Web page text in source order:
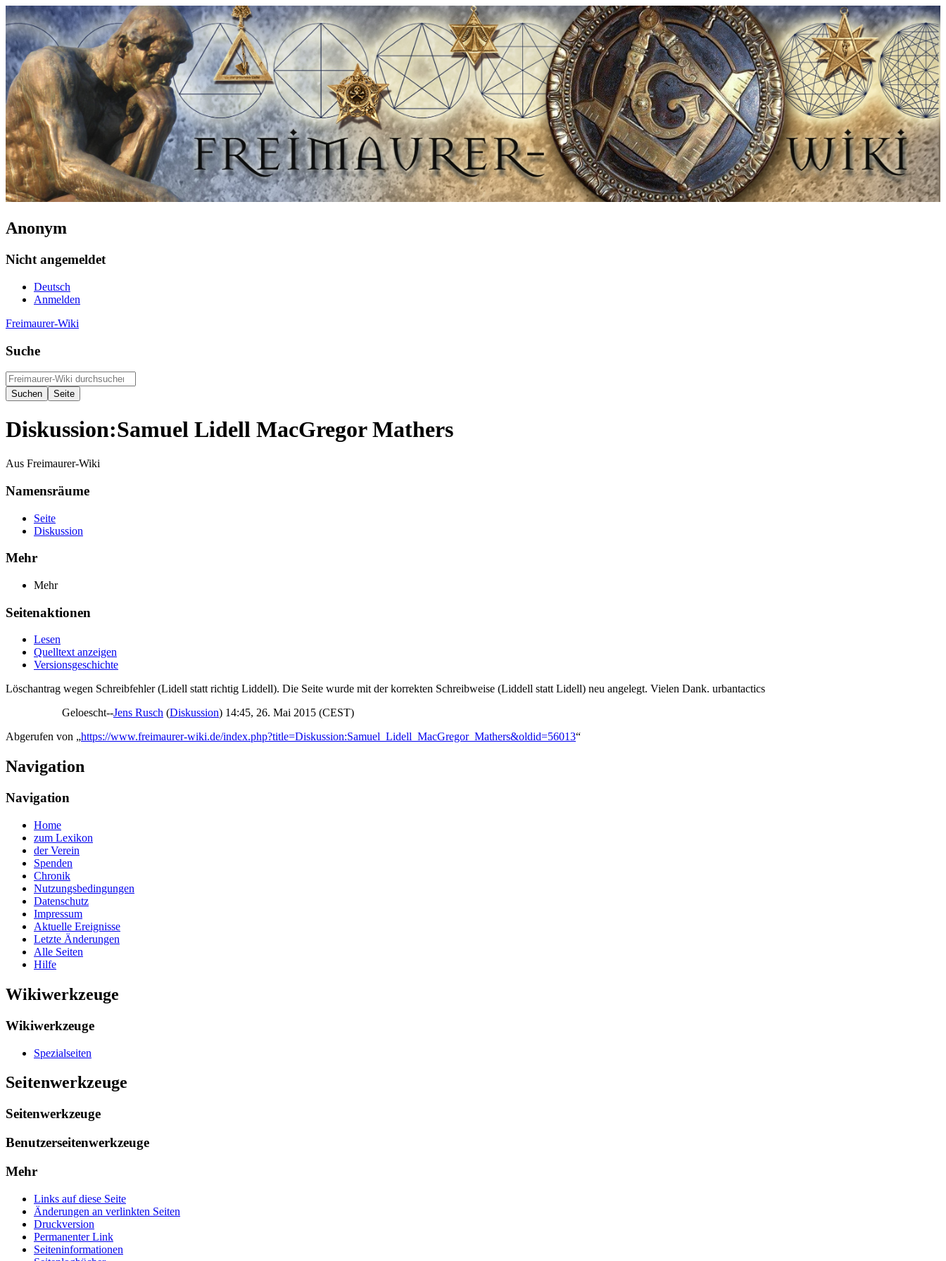
Anonym
Nicht angemeldet
Deutsch
Anmelden
Freimaurer-Wiki
Suche
Diskussion:Samuel Lidell MacGregor Mathers
Aus Freimaurer-Wiki
Namensräume
Seite
Diskussion
Mehr
Mehr
Seitenaktionen
Lesen
Quelltext anzeigen
Versionsgeschichte
Löschantrag wegen Schreibfehler (Lidell statt richtig Liddell). Die Seite wurde mit der korrekten Schreibweise (Liddell statt Lidell) neu angelegt. Vielen Dank. urbantactics
Geloescht--Jens Rusch (Diskussion) 14:45, 26. Mai 2015 (CEST)
Abgerufen von „https://www.freimaurer-wiki.de/index.php?title=Diskussion:Samuel_Lidell_MacGregor_Mathers&oldid=56013“
Navigation
Navigation
Home
zum Lexikon
der Verein
Spenden
Chronik
Nutzungsbedingungen
Datenschutz
Impressum
Aktuelle Ereignisse
Letzte Änderungen
Alle Seiten
Hilfe
Wikiwerkzeuge
Wikiwerkzeuge
Spezialseiten
Seitenwerkzeuge
Seitenwerkzeuge
Benutzerseitenwerkzeuge
Mehr
Links auf diese Seite
Änderungen an verlinkten Seiten
Druckversion
Permanenter Link
Seiten­­informationen